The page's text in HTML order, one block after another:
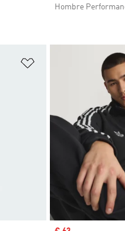
Hombre
Añadir a la lista de